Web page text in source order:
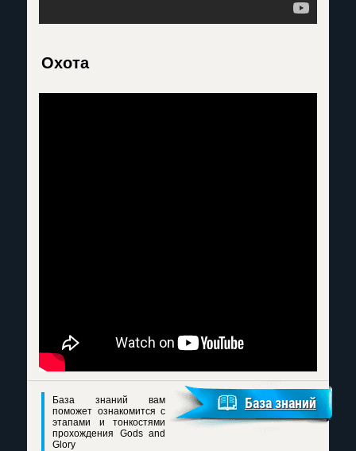
Охота
База знаний вам
поможет ознакомится с
этапами и тонкостями
прохождения Gods and
Glory
База знаний